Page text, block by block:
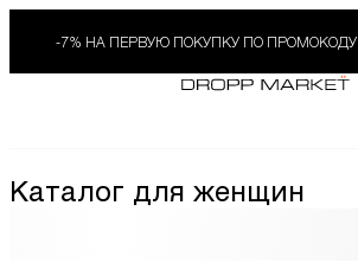
-7% НА ПЕРВУЮ ПОКУПКУ ПО ПРОМОКОДУ
Каталог для женщин